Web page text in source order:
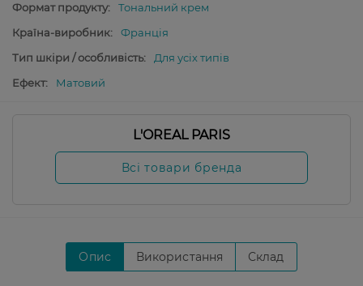
Формат продукту:
Тональний крем
Країна-виробник:
Франція
Тип шкіри / особливість:
Для усіх типів
Ефект:
Матовий
L'OREAL PARIS
Всі товари бренда
Опис Використання Склад